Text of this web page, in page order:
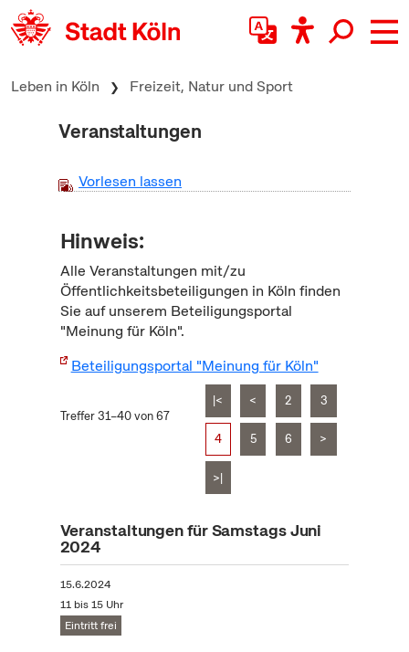
zum Inhalt springen
Leben in Köln Freizeit, Natur und Sport
Veranstaltungen
Vorlesen lassen
Hinweis:
Alle Veranstaltungen mit/zu
Öffentlichkeitsbeteiligungen in Köln finden
Sie auf unserem Beteiligungsportal
"Meinung für Köln".
Beteiligungsportal "Meinung für Köln"
Treffer 31–40 von 67
|< < 2 3
4 5 6 >
>|
Veranstaltungen für Samstags Juni
2024
15.6.2024
11 bis 15 Uhr
Eintritt frei